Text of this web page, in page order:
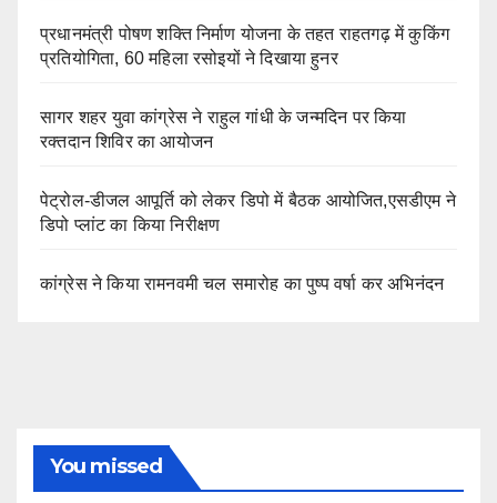
प्रधानमंत्री पोषण शक्ति निर्माण योजना के तहत राहतगढ़ में कुकिंग
प्रतियोगिता, 60 महिला रसोइयों ने दिखाया हुनर
सागर शहर युवा कांग्रेस ने राहुल गांधी के जन्मदिन पर किया
रक्तदान शिविर का आयोजन
पेट्रोल-डीजल आपूर्ति को लेकर डिपो में बैठक आयोजित,एसडीएम ने
डिपो प्लांट का किया निरीक्षण
कांग्रेस ने किया रामनवमी चल समारोह का पुष्प वर्षा कर अभिनंदन
You missed